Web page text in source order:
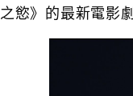
之慾》的最新電影